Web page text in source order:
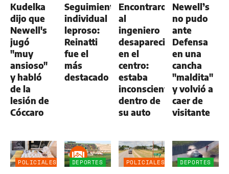
NEWELL'S
1
Kudelka
dijo que
Newell's
jugó
"muy
ansioso"
y habló
de la
lesión de
Cóccaro
NEWELL'S
1
Seguimiento
individual
leproso:
Reinatti
fue el
más
destacado
Encontraron
al
ingeniero
desaparecido
en el
centro:
estaba
inconsciente
dentro de
su auto
Newell’s
no pudo
ante
Defensa
en una
cancha
"maldita"
y volvió a
caer de
visitante
POLICIALES DEPORTES POLICIALES DEPORTES